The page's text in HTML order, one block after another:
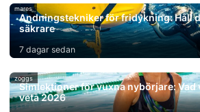
mares
Andningstekniker för fridykning: Håll
säkrare
7 dagar sedan
zoggs
Simlektioner för vuxna nybörjare: Vad
veta 2026